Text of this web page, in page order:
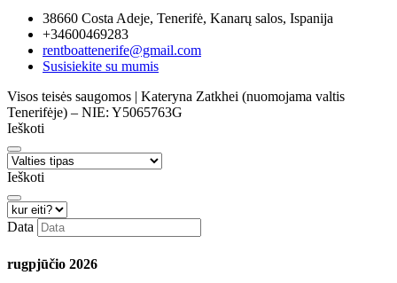
38660 Costa Adeje, Tenerifė, Kanarų salos, Ispanija
+34600469283
rentboattenerife@gmail.com
Susisiekite su mumis
Visos teisės saugomos | Kateryna Zatkhei (nuomojama valtis
Tenerifėje) – NIE: Y5065763G
Ieškoti
Ieškoti
Data
rugpjūčio 2026